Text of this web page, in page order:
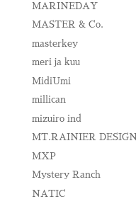
MARINEDAY
MASTER & Co.
masterkey
meri ja kuu
MidiUmi
millican
mizuiro ind
MT.RAINIER DESIGN
MXP
Mystery Ranch
NATIC